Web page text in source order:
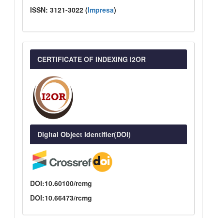
ISSN: 3121-3022 (Impresa)
CERTIFICATE OF INDEXING I2OR
Digital Object Identifier(DOI)
DOI:10.60100/rcmg
DOI:10.66473/rcmg